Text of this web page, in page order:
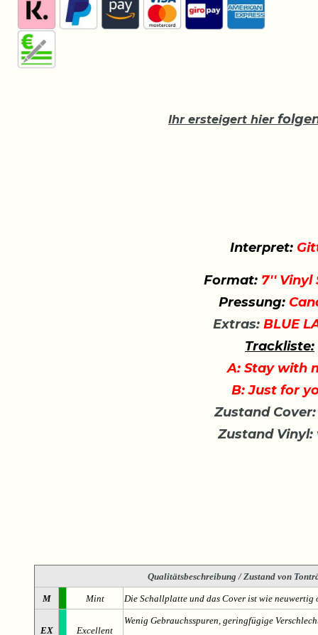
Ihr ersteigert hier
Interpret:
Format:7'' Vinyl
Pressung:
Extras:BLUE
Trackliste:
A: Stay with
B: Just for
Zustand Cover:
Zustand Vinyl:
Qualitätsbeschreibung / Zustand von
M Mint Die Schallplatte und das Cover ist wie
EX Excellent
Wenig Gebrauchsspuren, geringfügige